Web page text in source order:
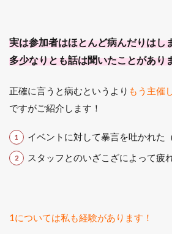
実は参加者はほとんど病んだりはし
多少なりとも話は聞いたことがあり
正確に言うと病むというより もう主催
ですがご紹介します！
イベントに対して暴言を吐かれた
スタッフとのいざこざによって疲
1については私も経験があります！